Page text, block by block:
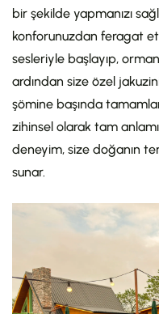
bir şekilde yapmanızı
konforunuzdan feragat
sesleriyle başlayıp,
ardından size özel
şömine başında
zihinsel olarak tam
deneyim, size doğanın
sunar.